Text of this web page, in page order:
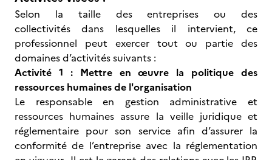
Selon la taille des entreprises ou des
collectivités dans lesquelles il intervient, ce
professionnel peut exercer tout ou partie des
domaines d’activités suivants :
Activité 1 : Mettre en œuvre la politique des
ressources humaines de l'organisation
Le responsable en gestion administrative et
ressources humaines assure la veille juridique et
réglementaire pour son service afin d’assurer la
conformité de l’entreprise avec la réglementation